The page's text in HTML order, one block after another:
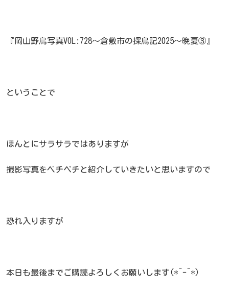
『岡山野鳥写真VOL:728～倉敷市の探鳥記2025～晩夏③』
ということで
ほんとにサラサラではありますが
撮影写真をベチペチと紹介していきたいと思いますので
恐れ入りますが
本日も最後までご購読よろしくお願いします(*^-^*)